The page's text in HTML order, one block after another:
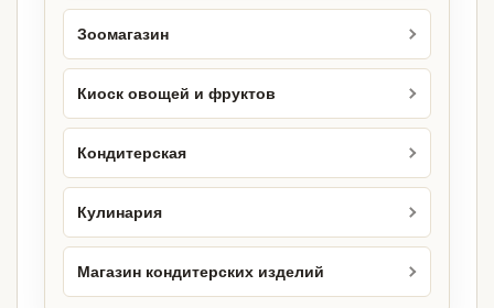
Зоомагазин
Киоск овощей и фруктов
Кондитерская
Кулинария
Магазин кондитерских изделий